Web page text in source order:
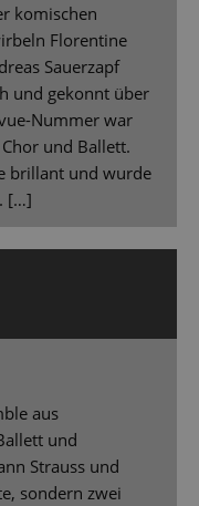
komischen
Florentine
Sauerzapf
und gekonnt über
Nummer war
und Ballett.
brillant und wurde
[…]
aus
und
Strauss und
sondern zwei